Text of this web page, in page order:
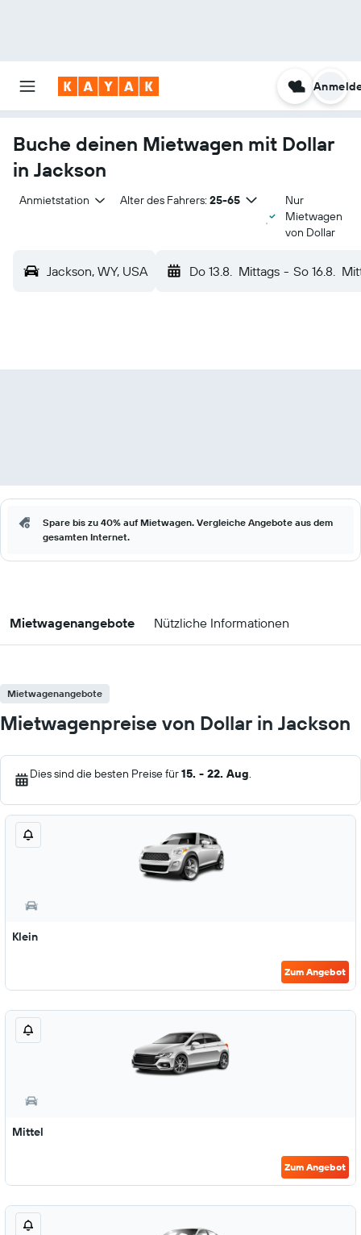
Buche deinen Mietwagen mit Dollar
in Jackson
Anmietstation Alter des Fahrers: 25-65
Nur
Mietwagen
von Dollar
Jackson, WY, USA Do 13.8. Mittags - So 16.8.
Spare bis zu 40% auf Mietwagen. Vergleiche Angebote aus dem
gesamten Internet.
Mietwagenangebote Nützliche Informationen
Mietwagenangebote
Mietwagenpreise von Dollar in Jackson
Dies sind die besten Preise für15. - 22. Aug.
Klein
Zum Angebot
Mittel
Zum Angebot